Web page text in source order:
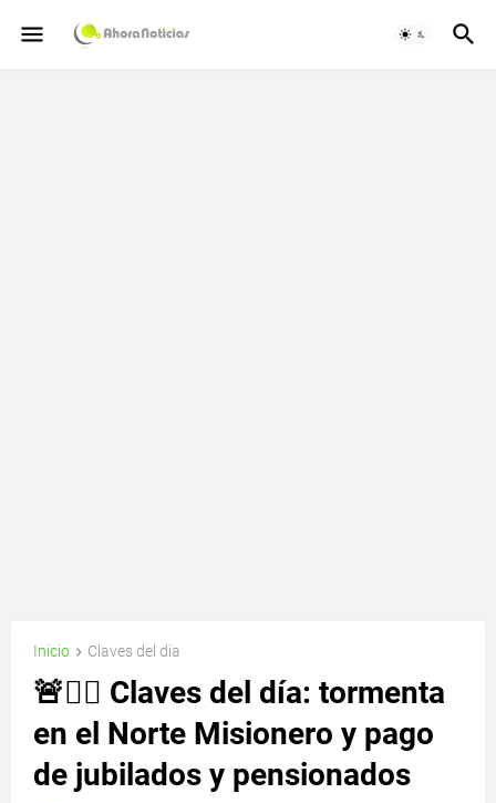
Inicio Claves del dia
🚨👮‍♂️ Claves del día: tormenta
en el Norte Misionero y pago
de jubilados y pensionados